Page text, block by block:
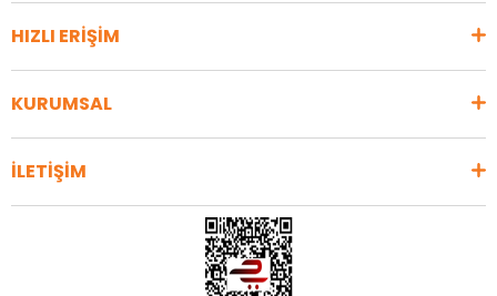
HIZLI ERİŞİM
KURUMSAL
İLETİŞİM